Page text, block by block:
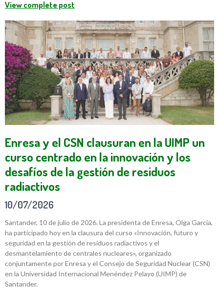
View complete post
Enresa y el CSN clausuran en la UIMP un
curso centrado en la innovación y los
desafíos de la gestión de residuos
radiactivos
10/07/2026
Santander, 10 de julio de 2026. La presidenta de Enresa, Olga García,
ha participado hoy en la clausura del curso «Innovación, futuro y
seguridad en la gestión de residuos radiactivos y el
desmantelamiento de centrales nucleares», organizado
conjuntamente por Enresa y el Consejo de Seguridad Nuclear (CSN)
en la Universidad Internacional Menéndez Pelayo (UIMP) de
Santander.